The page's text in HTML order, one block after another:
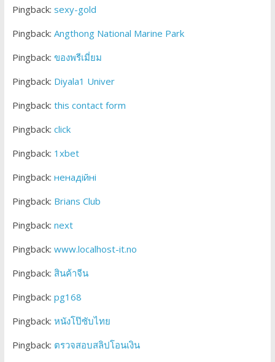
Pingback: sexy-gold
Pingback: Angthong National Marine Park
Pingback: ของพรีเมี่ยม
Pingback: Diyala1 Univer
Pingback: this contact form
Pingback: click
Pingback: 1xbet
Pingback: ненадійні
Pingback: Brians Club
Pingback: next
Pingback: www.localhost-it.no
Pingback: สินค้าจีน
Pingback: pg168
Pingback: หนังโป๊ซับไทย
Pingback: ตรวจสอบสลิปโอนเงิน